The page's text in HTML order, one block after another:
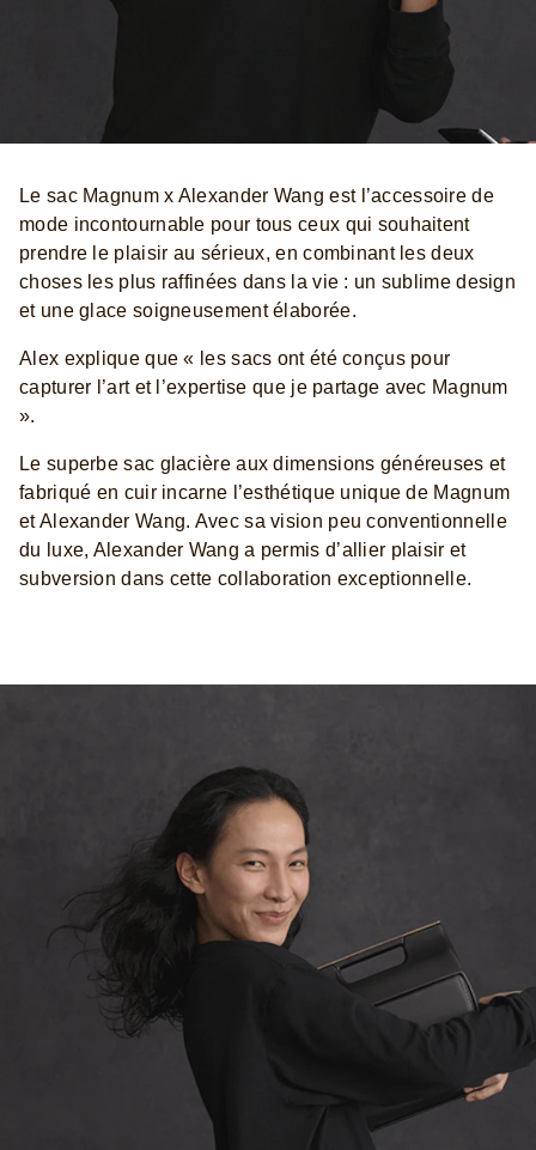
Le sac Magnum x Alexander Wang est l’accessoire de
mode incontournable pour tous ceux qui souhaitent
prendre le plaisir au sérieux, en combinant les deux
choses les plus raffinées dans la vie : un sublime design
et une glace soigneusement élaborée.
Alex explique que « les sacs ont été conçus pour
capturer l’art et l’expertise que je partage avec Magnum
».
Le superbe sac glacière aux dimensions généreuses et
fabriqué en cuir incarne l’esthétique unique de Magnum
et Alexander Wang. Avec sa vision peu conventionnelle
du luxe, Alexander Wang a permis d’allier plaisir et
subversion dans cette collaboration exceptionnelle.